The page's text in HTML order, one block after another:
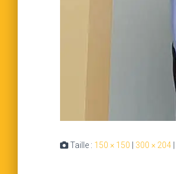
Taille : 150 × 150 300 × 204